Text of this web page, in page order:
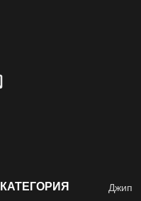
КАТЕГОРИЯ Джип